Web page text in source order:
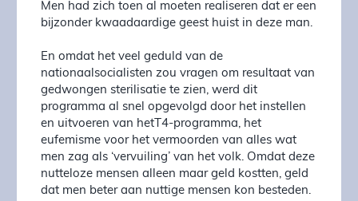
Men had zich toen al moeten realiseren dat er een
bijzonder kwaadaardige geest huist in deze man.
En omdat het veel geduld van de
nationaalsocialisten zou vragen om resultaat van
gedwongen sterilisatie te zien, werd dit
programma al snel opgevolgd door het instellen
en uitvoeren van hetT4-programma, het
eufemisme voor het vermoorden van alles wat
men zag als ‘vervuiling’ van het volk. Omdat deze
nutteloze mensen alleen maar geld kostten, geld
dat men beter aan nuttige mensen kon besteden.